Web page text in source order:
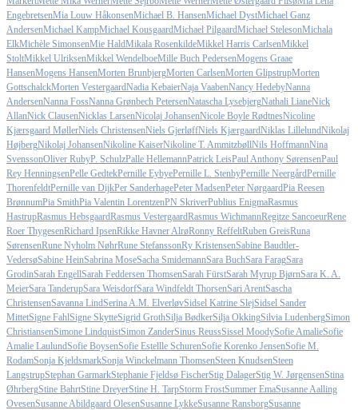
EngebretsenMia Louw HåkonsenMichael B. HansenMichael DystMichael Ganz
AndersenMichael KampMichael KousgaardMichael PilgaardMichael StelesonMichala
ElkMichèle SimonsenMie HaldMikala RosenkildeMikkel Harris CarlsenMikkel
StoltMikkel UlriksenMikkel WendelboeMille Buch PedersenMogens Graae
HansenMogens HansenMorten BrunbjergMorten CarlsenMorten GlipstrupMorten
GottschalckMorten VestergaardNadia KebaierNaja VaabenNancy HedebyNanna
AndersenNanna FossNanna Grønbech PetersenNatascha LysebjergNathali LianeNick
AllanNick ClausenNicklas LarsenNicolaj JohansenNicole Boyle RødtnesNicoline
Kjærsgaard MøllerNiels ChristensenNiels GjerløffNiels KjærgaardNiklas LillelundNikolaj
HøjbergNikolaj JohansenNikoline KaiserNikoline T. AmmitzbøllNils HoffmannNina
SvenssonOliver RubyP. SchulzPalle HellemannPatrick LeisPaul Anthony SørensenPaul
Rey HenningsenPelle GedtekPernille EybyePernille L. StenbyPernille NeergårdPernille
ThorenfeldtPernille van DijkPer SanderhagePeter MadsenPeter NørgaardPia Reesen
BrønnumPia SmithPia Valentin LorentzenPN SkriverPublius EnigmaRasmus
HastrupRasmus HebsgaardRasmus VestergaardRasmus WichmannRegitze SancoeurRene
Roer ThygesenRichard IpsenRikke Havner AlrøRonny ReffeltRuben GreisRuna
SørensenRune Nyholm NøhrRune StefanssonRy KristensenSabine Baudtler-
VedersøSabine HeinSabrina MoseSacha SmidemannSara BuchSara FaragSara
GrodinSarah EngellSarah Feddersen ThomsenSarah FürstSarah Myrup BjørnSara K. A.
MeierSara TanderupSara WeisdorfSara Windfeldt ThorsenSari ArentSascha
ChristensenSavanna LindSerina A.M. ElverløvSidsel Katrine SlejSidsel Sander
MittetSigne FahlSigne SkytteSigrid GrothSilja BødkerSilja OkkingSilvia LudenbergSimon
ChristiansenSimone LindquistSimon ZanderSinus ReussSissel MoodySofie AmalieSofie
Amalie LaulundSofie BoysenSofie Estellle SchurenSofie Korenko JensenSofie M.
RodamSonja KjeldsmarkSonja Winckelmann ThomsenSteen KnudsenSteen
LangstrupStephan GarmarkStephanie Fjeldsø FischerStig DalagerStig W. JørgensenStina
ØhrbergStine BahrtStine DreyerStine H. TarpStorm FrostSummer EmaSusanne Aalling
OvesenSusanne Abildgaard OlesenSusanne LykkeSusanne RansborgSusanne